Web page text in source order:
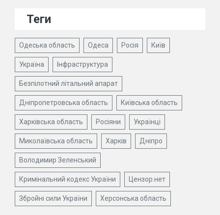
Теги
Одеська область Одеса Росія Київ
Україна Інфраструктура
Безпілотний літальний апарат
Дніпропетровська область Київська область
Харківська область Росіяни Українці
Миколаївська область Харків Дніпро
Володимир Зеленський
Кримінальний кодекс України Цензор.нет
Збройні сили України Херсонська область